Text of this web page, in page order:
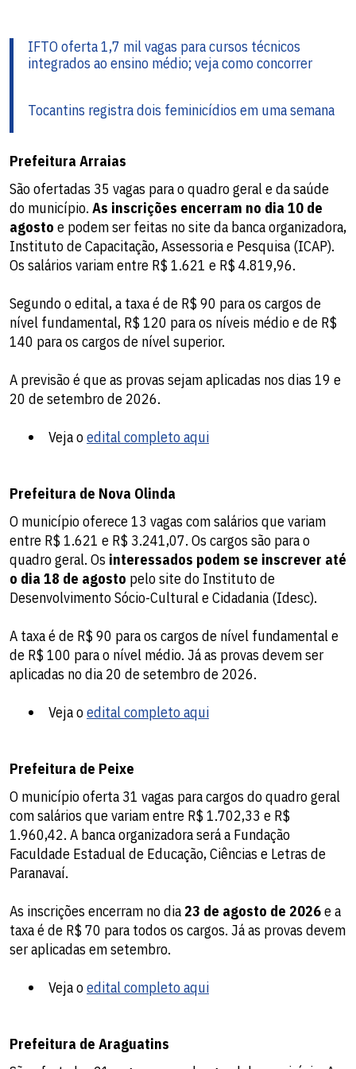
IFTO oferta 1,7 mil vagas para cursos técnicos
integrados ao ensino médio; veja como concorrer
Tocantins registra dois feminicídios em uma semana
Prefeitura Arraias
São ofertadas 35 vagas para o quadro geral e da saúde
do município. As inscrições encerram no dia 10 de
agosto e podem ser feitas no site da banca organizadora,
Instituto de Capacitação, Assessoria e Pesquisa (ICAP).
Os salários variam entre R$ 1.621 e R$ 4.819,96.
Segundo o edital, a taxa é de R$ 90 para os cargos de
nível fundamental, R$ 120 para os níveis médio e de R$
140 para os cargos de nível superior.
A previsão é que as provas sejam aplicadas nos dias 19 e
20 de setembro de 2026.
Veja oedital completo aqui
Prefeitura de Nova Olinda
O município oferece 13 vagas com salários que variam
entre R$ 1.621 e R$ 3.241,07. Os cargos são para o
quadro geral. Os interessados podem se inscrever até
o dia 18 de agosto pelo site do Instituto de
Desenvolvimento Sócio-Cultural e Cidadania (Idesc).
A taxa é de R$ 90 para os cargos de nível fundamental e
de R$ 100 para o nível médio. Já as provas devem ser
aplicadas no dia 20 de setembro de 2026.
Veja oedital completo aqui
Prefeitura de Peixe
O município oferta 31 vagas para cargos do quadro geral
com salários que variam entre R$ 1.702,33 e R$
1.960,42. A banca organizadora será a Fundação
Faculdade Estadual de Educação, Ciências e Letras de
Paranavaí.
As inscrições encerram no dia 23 de agosto de 2026e a
taxa é de R$ 70 para todos os cargos. Já as provas devem
ser aplicadas em setembro.
Veja oedital completo aqui
Prefeitura de Araguatins